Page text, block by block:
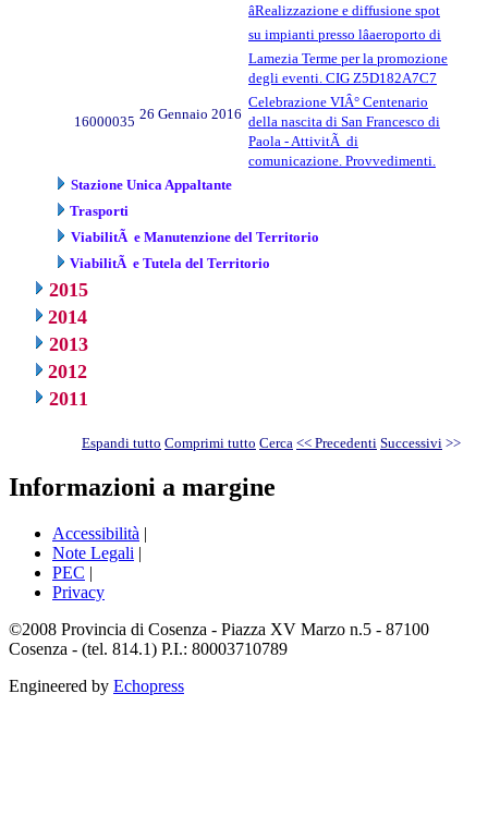
âRealizzazione e diffusione spot
su impianti presso lâaeroporto di
Lamezia Terme per la promozione
degli eventi. CIG Z5D182A7C7
16000035 26 Gennaio 2016
Celebrazione VIÂ° Centenario
della nascita di San Francesco di
Paola - AttivitÃ di
comunicazione. Provvedimenti.
Stazione Unica Appaltante
Trasporti
ViabilitÃ e Manutenzione del Territorio
ViabilitÃ e Tutela del Territorio
2015
2014
2013
2012
2011
Espandi tutto Comprimi tutto Cerca << Precedenti Successivi >>
Informazioni a margine
Accessibilità |
Note Legali |
PEC |
Privacy
©2008 Provincia di Cosenza - Piazza XV Marzo n.5 - 87100
Cosenza - (tel. 814.1) P.I.: 80003710789
Engineered by Echopress